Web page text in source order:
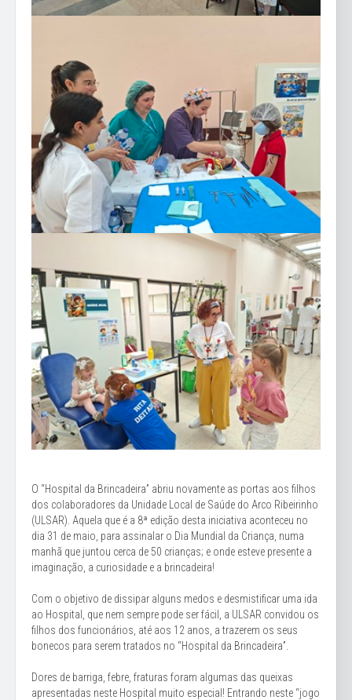
O “Hospital da Brincadeira” abriu novamente as portas aos filhos
dos colaboradores da Unidade Local de Saúde do Arco Ribeirinho
(ULSAR). Aquela que é a 8ª edição desta iniciativa aconteceu no
dia 31 de maio, para assinalar o Dia Mundial da Criança, numa
manhã que juntou cerca de 50 crianças; e onde esteve presente a
imaginação, a curiosidade e a brincadeira!
Com o objetivo de dissipar alguns medos e desmistificar uma ida
ao Hospital, que nem sempre pode ser fácil, a ULSAR convidou os
filhos dos funcionários, até aos 12 anos, a trazerem os seus
bonecos para serem tratados no “Hospital da Brincadeira”.
Dores de barriga, febre, fraturas foram algumas das queixas
apresentadas neste Hospital muito especial! Entrando neste “jogo